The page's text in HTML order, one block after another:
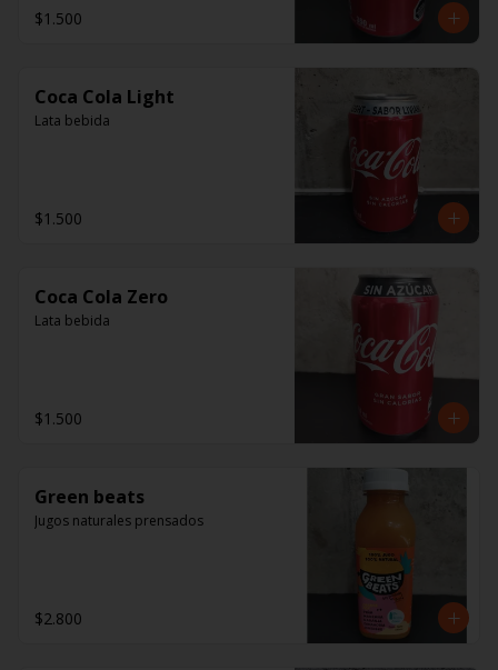
$1.500
Coca Cola Light
Lata bebida
$1.500
Coca Cola Zero
Lata bebida
$1.500
Green beats
Jugos naturales prensados
$2.800